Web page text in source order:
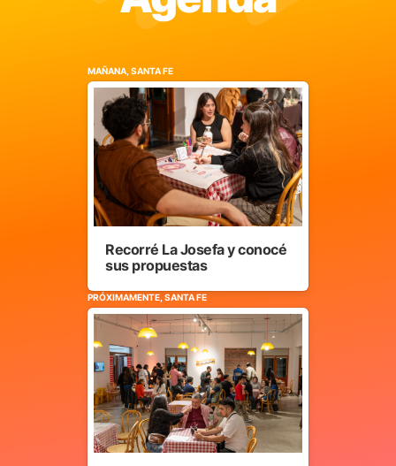
MAÑANA, SANTA FE
Recorré La Josefa y conocé
sus propuestas
PRÓXIMAMENTE, SANTA FE